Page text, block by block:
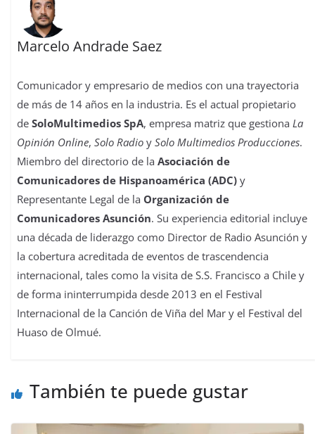
Marcelo Andrade Saez
Comunicador y empresario de medios con una trayectoria
de más de 14 años en la industria. Es el actual propietario
deSoloMultimedios SpA, empresa matriz que gestionaLa
Opinión Online,Solo Radio ySolo Multimedios Producciones.
Miembro del directorio de laAsociación de
Comunicadores de Hispanoamérica (ADC) y
Representante Legal de la Organización de
Comunicadores Asunción. Su experiencia editorial incluye
una década de liderazgo como Director de Radio Asunción y
la cobertura acreditada de eventos de trascendencia
internacional, tales como la visita de S.S. Francisco a Chile y
de forma ininterrumpida desde 2013 en el Festival
Internacional de la Canción de Viña del Mar y el Festival del
Huaso de Olmué.
También te puede gustar